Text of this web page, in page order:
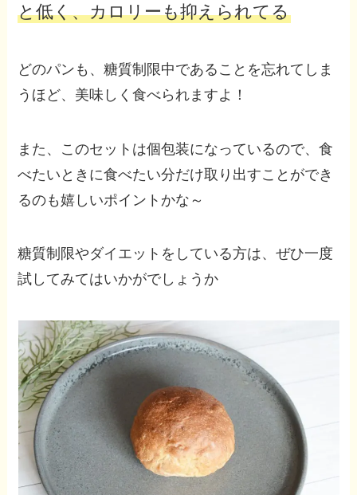
と低く、カロリーも抑えられてる
どのパンも、糖質制限中であることを忘れてしま
うほど、美味しく食べられますよ！
また、このセットは個包装になっているので、食
べたいときに食べたい分だけ取り出すことができ
るのも嬉しいポイントかな～
糖質制限やダイエットをしている方は、ぜひ一度
試してみてはいかがでしょうか